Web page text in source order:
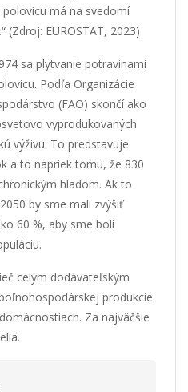
má na svedomí
(Zdroj: EUROSTAT, 2023)
sa plytvanie potravinami
Podľa Organizácie
(FAO) skončí ako
vyprodukovaných
výživu. To predstavuje
a to napriek tomu, že 830
hladom. Ak to
by sme mali zvýšiť
60 %, aby sme boli
celým dodávateľským
produkcie
Za najväčšie